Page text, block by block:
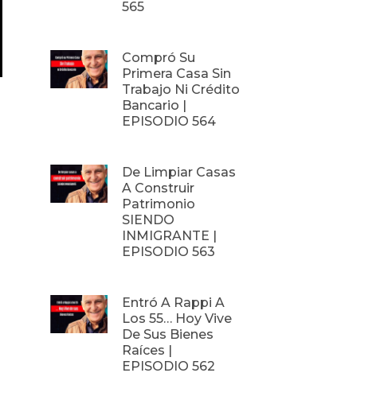
565
Compró Su
Primera Casa Sin
Trabajo Ni Crédito
Bancario |
EPISODIO 564
De Limpiar Casas
A Construir
Patrimonio
SIENDO
INMIGRANTE |
EPISODIO 563
Entró A Rappi A
Los 55… Hoy Vive
De Sus Bienes
Raíces |
EPISODIO 562